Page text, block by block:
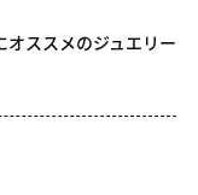
オススメのジュエリー